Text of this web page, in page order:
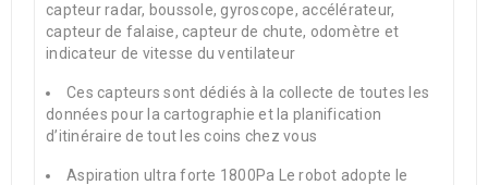
capteur radar, boussole, gyroscope, accélérateur,
capteur de falaise, capteur de chute, odomètre et
indicateur de vitesse du ventilateur
Ces capteurs sont dédiés à la collecte de toutes les
données pour la cartographie et la planification
d’itinéraire de tout les coins chez vous
Aspiration ultra forte 1800Pa Le robot adopte le